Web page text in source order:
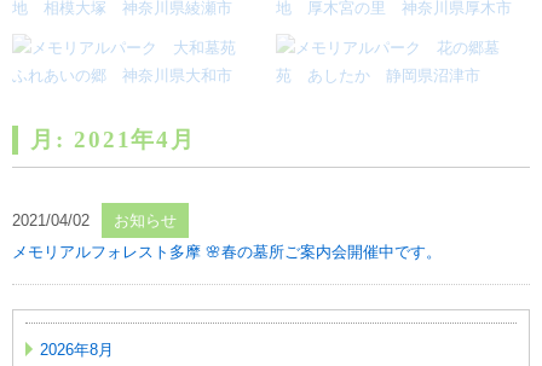
月: 2021年4月
2021/04/02
お知らせ
メモリアルフォレスト多摩 🌸春の墓所ご案内会開催中です。
2026年8月